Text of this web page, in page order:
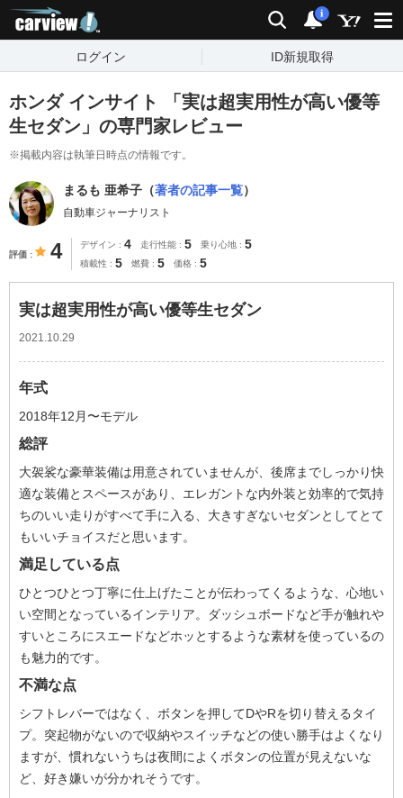
検索 通知
i
ログイン ID新規取得
ホンダ インサイト 「実は超実用性が高い優等
生セダン」の専門家レビュー
※掲載内容は執筆日時点の情報です。
まるも 亜希子（著者の記事一覧）
自動車ジャーナリスト
評価 4 デザイン 4 走行性能 5 乗り心地 5
積載性 5 燃費 5 価格 5
実は超実用性が高い優等生セダン
2021.10.29
年式
2018年12月〜モデル
総評
大袈裟な豪華装備は用意されていませんが、後席までしっかり快
適な装備とスペースがあり、エレガントな内外装と効率的で気持
ちのいい走りがすべて手に入る、大きすぎないセダンとしてとて
もいいチョイスだと思います。
満足している点
ひとつひとつ丁寧に仕上げたことが伝わってくるような、心地い
い空間となっているインテリア。ダッシュボードなど手が触れや
すいところにスエードなどホッとするような素材を使っているの
も魅力的です。
不満な点
シフトレバーではなく、ボタンを押してDやRを切り替えるタイ
プ。突起物がないので収納やスイッチなどの使い勝手はよくなり
ますが、慣れないうちは夜間によくボタンの位置が見えないな
ど、好き嫌いが分かれそうです。